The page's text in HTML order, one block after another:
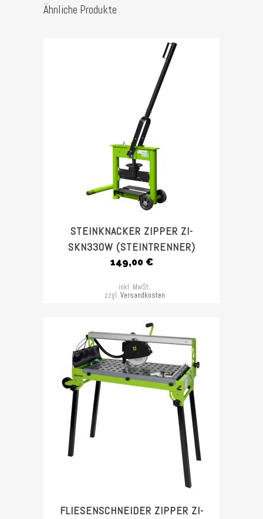
Ähnliche Produkte
STEINKNACKER ZIPPER ZI-
SKN330W (STEINTRENNER)
149,00 €
inkl. MwSt.
zzgl. Versandkosten
FLIESENSCHNEIDER ZIPPER ZI-